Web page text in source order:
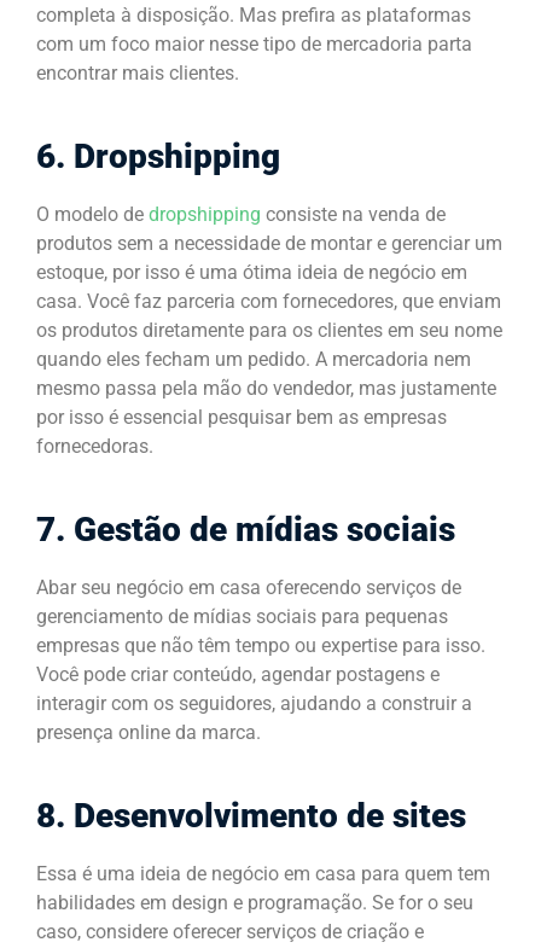
completa à disposição. Mas prefira as plataformas
com um foco maior nesse tipo de mercadoria parta
encontrar mais clientes.
6. Dropshipping
O modelo de dropshipping consiste na venda de
produtos sem a necessidade de montar e gerenciar um
estoque, por isso é uma ótima ideia de negócio em
casa. Você faz parceria com fornecedores, que enviam
os produtos diretamente para os clientes em seu nome
quando eles fecham um pedido. A mercadoria nem
mesmo passa pela mão do vendedor, mas justamente
por isso é essencial pesquisar bem as empresas
fornecedoras.
7. Gestão de mídias sociais
Abar seu negócio em casa oferecendo serviços de
gerenciamento de mídias sociais para pequenas
empresas que não têm tempo ou expertise para isso.
Você pode criar conteúdo, agendar postagens e
interagir com os seguidores, ajudando a construir a
presença online da marca.
8. Desenvolvimento de sites
Essa é uma ideia de negócio em casa para quem tem
habilidades em design e programação. Se for o seu
caso, considere oferecer serviços de criação e